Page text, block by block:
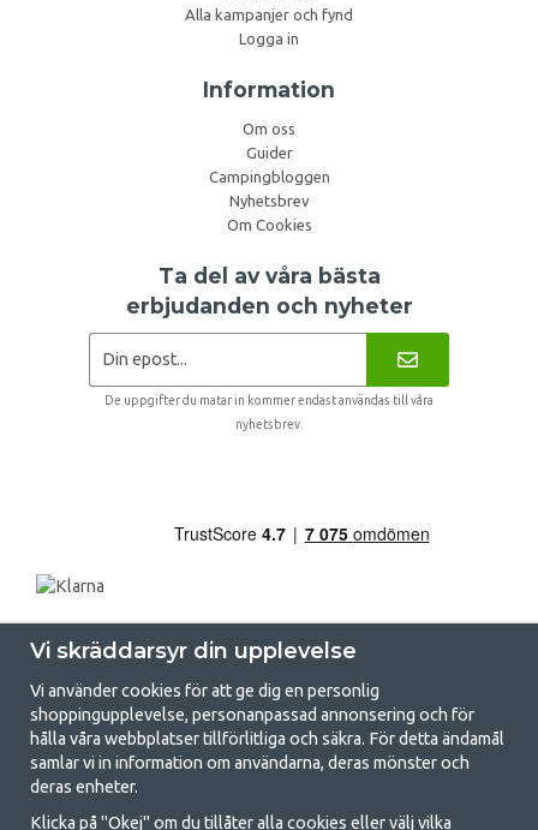
Alla kampanjer och fynd
Logga in
Information
Om oss
Guider
Campingbloggen
Nyhetsbrev
Om Cookies
Ta del av våra bästa
erbjudanden och nyheter
De uppgifter du matar in kommer endast användas till våra
nyhetsbrev.
GetCamping.se - Din butik för camping
och uteliv
Vi skräddarsyr din upplevelse
Vi använder cookies för att ge dig en personlig
shoppingupplevelse, personanpassad annonsering och för
hålla våra webbplatser tillförlitliga och säkra. För detta ändamål
samlar vi in information om användarna, deras mönster och
deras enheter.
Klicka på "Okej" om du tillåter alla cookies eller välj vilka